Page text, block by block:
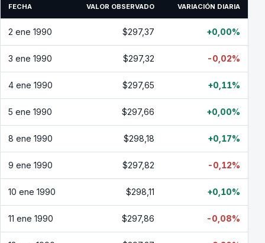
FECHA VALOR OBSERVADO VARIACIÓN DIARIA
2 ene 1990 $297,37 +0,00%
3 ene 1990 $297,32 -0,02%
4 ene 1990 $297,65 +0,11%
5 ene 1990 $297,66 +0,00%
8 ene 1990 $298,18 +0,17%
9 ene 1990 $297,82 -0,12%
10 ene 1990 $298,11 +0,10%
11 ene 1990 $297,86 -0,08%